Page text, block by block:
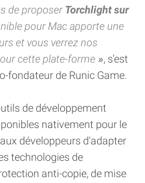
de proposerTorchlight sur
pour Mac apporte une
et vous verrez nos
cette plate-forme
, s'est
fondateur de Runic Game.
de développement
nativement pour le
développeurs d'adapter
technologies de
anti-copie, de mise